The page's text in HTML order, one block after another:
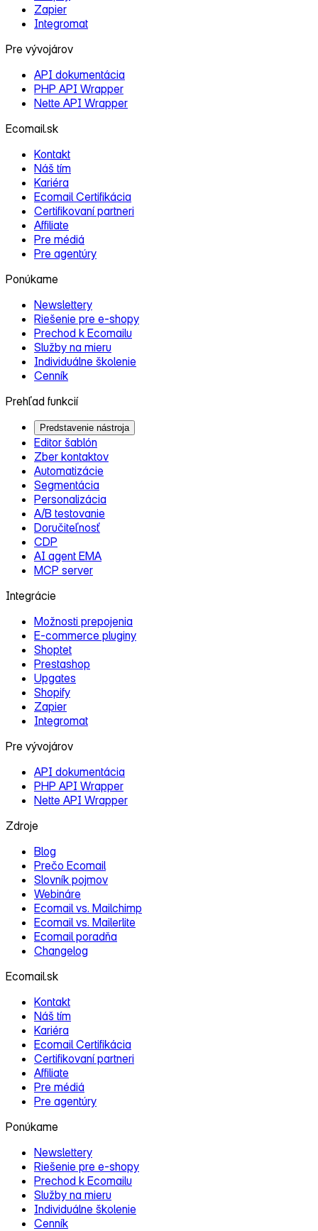
Zapier
Integromat
Pre vývojárov
API dokumentácia
PHP API Wrapper
Nette API Wrapper
Ecomail.sk
Kontakt
Náš tím
Kariéra
Ecomail Certifikácia
Certifikovaní partneri
Affiliate
Pre médiá
Pre agentúry
Ponúkame
Newslettery
Riešenie pre e‑shopy
Prechod k Ecomailu
Služby na mieru
Individuálne školenie
Cenník
Prehľad funkcií
Predstavenie nástroja
Editor šablón
Zber kontaktov
Automatizácie
Segmentácia
Personalizácia
A/B testovanie
Doručiteľnosť
CDP
AI agent EMA
MCP server
Integrácie
Možnosti prepojenia
E‑commerce pluginy
Shoptet
Prestashop
Upgates
Shopify
Zapier
Integromat
Pre vývojárov
API dokumentácia
PHP API Wrapper
Nette API Wrapper
Zdroje
Blog
Prečo Ecomail
Slovník pojmov
Webináre
Ecomail vs. Mailchimp
Ecomail vs. Mailerlite
Ecomail poradňa
Changelog
Ecomail.sk
Kontakt
Náš tím
Kariéra
Ecomail Certifikácia
Certifikovaní partneri
Affiliate
Pre médiá
Pre agentúry
Ponúkame
Newslettery
Riešenie pre e‑shopy
Prechod k Ecomailu
Služby na mieru
Individuálne školenie
Cenník